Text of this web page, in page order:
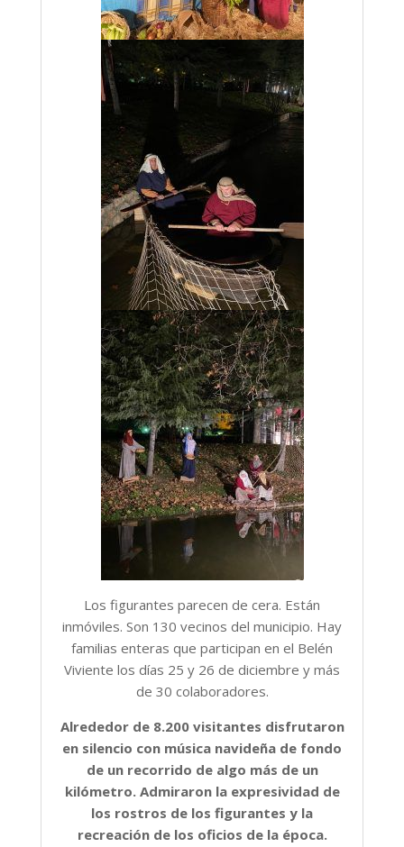
Los figurantes parecen de cera. Están
inmóviles. Son 130 vecinos del municipio. Hay
familias enteras que participan en el Belén
Viviente los días 25 y 26 de diciembre y más
de 30 colaboradores.
Alrededor de 8.200 visitantes disfrutaron
en silencio con música navideña de fondo
de un recorrido de algo más de un
kilómetro. Admiraron la expresividad de
los rostros de los figurantes y la
recreación de los oficios de la época.